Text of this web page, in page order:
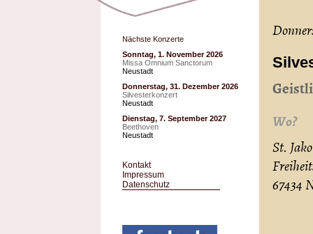
Wo?
St.
67434
Nächste Konzerte
Sonntag, 1. November 2026
Missa Omnium Sanctorum
Neustadt
Donnerstag, 31. Dezember 2026
Silvesterkonzert
Neustadt
Dienstag, 7. September 2027
Beethoven
Neustadt
Kontakt
Impressum
Datenschutz